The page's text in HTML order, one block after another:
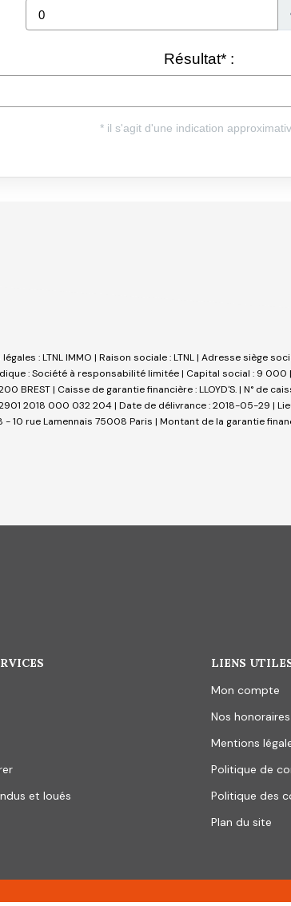
: LTNL IMMO | Raison sociale : LTNL | Adresse siège
: Société à responsabilité limitée | Capital social : 9 000
BREST | Caisse de garantie financière : LLOYD'S. | N°
2018 000 032 204 | Date de délivrance : 2018-05-29 |
10 rue Lamennais 75008 Paris | Montant de la garantie
et loués
LIENS
Mon compte
Nos honoraires
Mentions
Politique de
Politique des
Plan du site